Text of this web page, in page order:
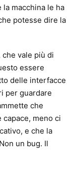
macchina le ha
potesse dire la
che vale più di
essere
delle interfacce
per guardare
che
meno ci
e che la
un bug. Il